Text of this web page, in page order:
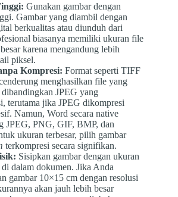
Gunakan gambar dengan
Gambar yang diambil dengan
berkualitas atau diunduh dari
biasanya memiliki ukuran file
karena mengandung lebih
piksel.
Kompresi: Format seperti TIFF
menghasilkan file yang
dibandingkan JPEG yang
terutama jika JPEG dikompresi
Namun, Word secara native
JPEG, PNG, GIF, BMP, dan
ukuran terbesar, pilih gambar
terkompresi secara signifikan.
Sisipkan gambar dengan ukuran
di dalam dokumen. Jika Anda
gambar 10×15 cm dengan resolusi
akan jauh lebih besar